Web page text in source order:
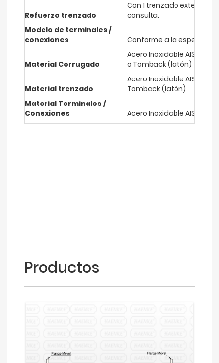
Refuerzo trenzado
Con 1 trenzado externo,
consulta.
Modelo de terminales /
conexiones
Conforme a la
Material Corrugado
Acero Inoxidable AISI 321,
o Tomback (latón)
Material trenzado
Acero Inoxidable AISI 304,
Tomback (latón)
Material Terminales /
Conexiones​
Acero Inoxidable AISI 304,
Productos